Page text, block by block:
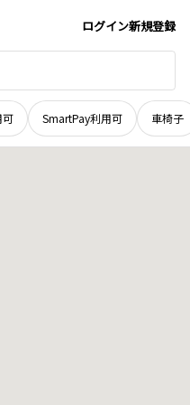
ログイン新規登録
可 SmartPay利用可 車椅子